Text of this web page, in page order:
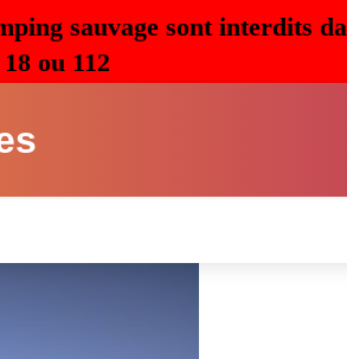
sauvage sont interdits
ou 112